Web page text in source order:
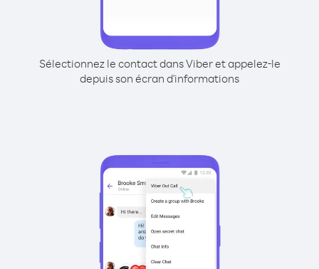
Sélectionnez le contact dans Viber et appelez-le
depuis son écran d'informations